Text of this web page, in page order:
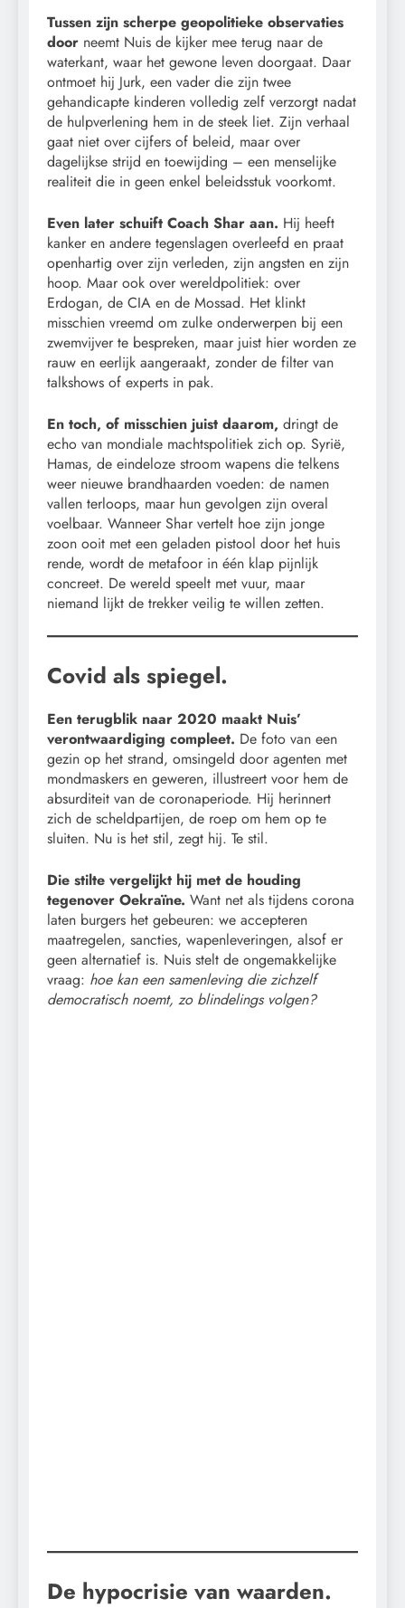
Tussen zijn scherpe geopolitieke observaties
door neemt Nuis de kijker mee terug naar de
waterkant, waar het gewone leven doorgaat. Daar
ontmoet hij Jurk, een vader die zijn twee
gehandicapte kinderen volledig zelf verzorgt nadat
de hulpverlening hem in de steek liet. Zijn verhaal
gaat niet over cijfers of beleid, maar over
dagelijkse strijd en toewijding – een menselijke
realiteit die in geen enkel beleidsstuk voorkomt.
Even later schuift Coach Shar aan. Hij heeft
kanker en andere tegenslagen overleefd en praat
openhartig over zijn verleden, zijn angsten en zijn
hoop. Maar ook over wereldpolitiek: over
Erdogan, de CIA en de Mossad. Het klinkt
misschien vreemd om zulke onderwerpen bij een
zwemvijver te bespreken, maar juist hier worden ze
rauw en eerlijk aangeraakt, zonder de filter van
talkshows of experts in pak.
En toch, of misschien juist daarom, dringt de
echo van mondiale machtspolitiek zich op. Syrië,
Hamas, de eindeloze stroom wapens die telkens
weer nieuwe brandhaarden voeden: de namen
vallen terloops, maar hun gevolgen zijn overal
voelbaar. Wanneer Shar vertelt hoe zijn jonge
zoon ooit met een geladen pistool door het huis
rende, wordt de metafoor in één klap pijnlijk
concreet. De wereld speelt met vuur, maar
niemand lijkt de trekker veilig te willen zetten.
Covid als spiegel.
Een terugblik naar 2020 maakt Nuis’
verontwaardiging compleet. De foto van een
gezin op het strand, omsingeld door agenten met
mondmaskers en geweren, illustreert voor hem de
absurditeit van de coronaperiode. Hij herinnert
zich de scheldpartijen, de roep om hem op te
sluiten. Nu is het stil, zegt hij. Te stil.
Die stilte vergelijkt hij met de houding
tegenover Oekraïne. Want net als tijdens corona
laten burgers het gebeuren: we accepteren
maatregelen, sancties, wapenleveringen, alsof er
geen alternatief is. Nuis stelt de ongemakkelijke
vraag: hoe kan een samenleving die zichzelf
democratisch noemt, zo blindelings volgen?
De hypocrisie van waarden.